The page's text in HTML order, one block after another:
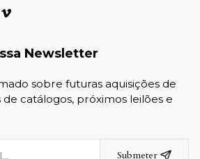
Newsletter
sobre futuras aquisições de
catálogos, próximos leilões e
Submeter